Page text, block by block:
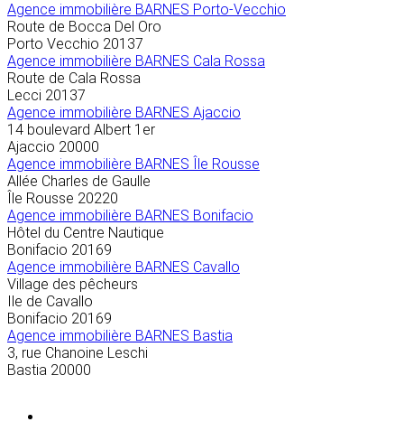
Agence immobilière BARNES Porto-Vecchio
Route de Bocca Del Oro
Porto Vecchio 20137
Agence immobilière BARNES Cala Rossa
Route de Cala Rossa
Lecci 20137
Agence immobilière BARNES Ajaccio
14 boulevard Albert 1er
Ajaccio 20000
Agence immobilière BARNES Île Rousse
Allée Charles de Gaulle
Île Rousse 20220
Agence immobilière BARNES Bonifacio
Hôtel du Centre Nautique
Bonifacio 20169
Agence immobilière BARNES Cavallo
Village des pêcheurs
Ile de Cavallo
Bonifacio 20169
Agence immobilière BARNES Bastia
3, rue Chanoine Leschi
Bastia 20000